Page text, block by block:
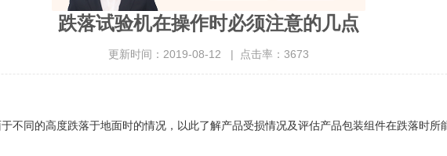
跌落试验机在操作时必须注意的几点
更新时间：2019-08-12 | 点击率：3673
同的高度跌落于地面时的情况，以此了解产品受损情况及评估产品包装组件在跌落时所